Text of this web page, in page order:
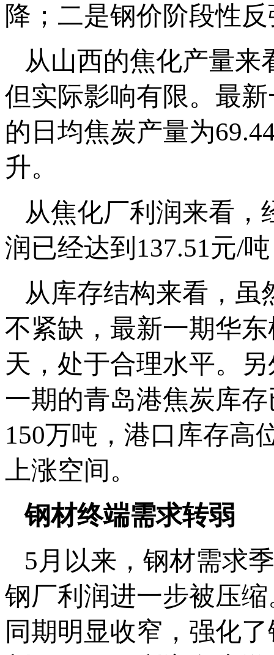
降；二是钢价阶段性
从山西的焦化产量来
但实际影响有限。最
的日均焦炭产量为
升。
从焦化厂利润来看，
润已经达到137.51元/
从库存结构来看，虽
不紧缺，最新一期华
天，处于合理水平。
一期的青岛港焦炭库
150万吨，港口库存高
上涨空间。
钢材终端需求转弱
5月以来，钢材需求
钢厂利润进一步被压
同期明显收窄，强化